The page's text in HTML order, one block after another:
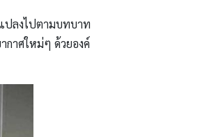
ปลงไปตามบทบาท
กาศใหม่ๆ ด้วยองค์